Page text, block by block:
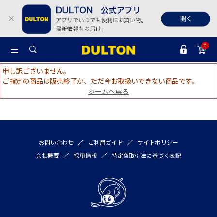
0
申し訳ございません。
ご指定の商品は販売終了か、ただ今お取扱いできない商品です。
ホームへ戻る
お問い合わせ ご利用ガイド
サイトポリシー
会社概要
採用情報 特定商取引法に基づく表記